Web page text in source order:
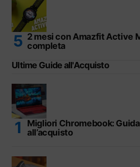
2 mesi con Amazfit Active
completa
Ultime Guide all'Acquisto
Migliori Chromebook:
all’acquisto